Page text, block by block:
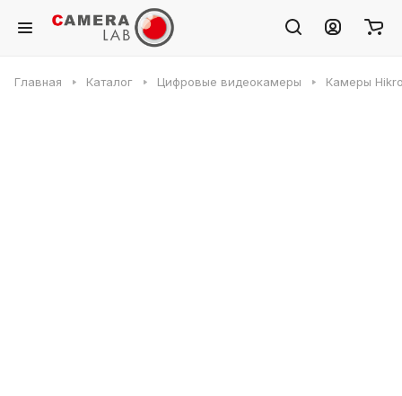
Главная Каталог Цифровые видеокамеры Камеры